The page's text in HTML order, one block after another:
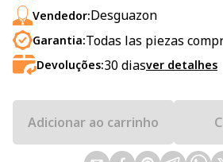
Vendedor:Desguazon
Garantia:Todas las piezas
Devoluções:30diasver detalhes
Adicionar ao carrinho